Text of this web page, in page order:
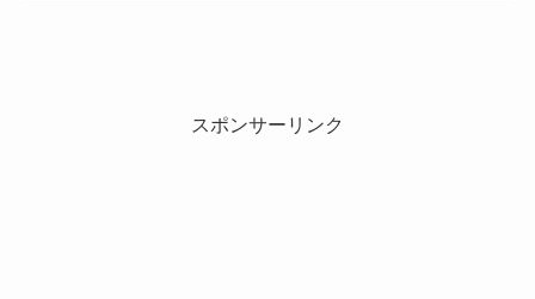
スポンサーリンク